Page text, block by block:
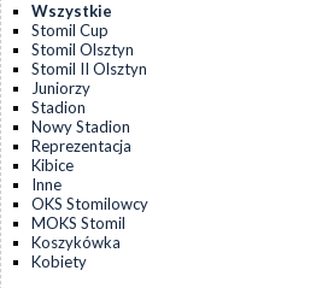
Wszystkie
Stomil Cup
Stomil Olsztyn
Stomil II Olsztyn
Juniorzy
Stadion
Nowy Stadion
Reprezentacja
Kibice
Inne
OKS Stomilowcy
MOKS Stomil
Koszykówka
Kobiety